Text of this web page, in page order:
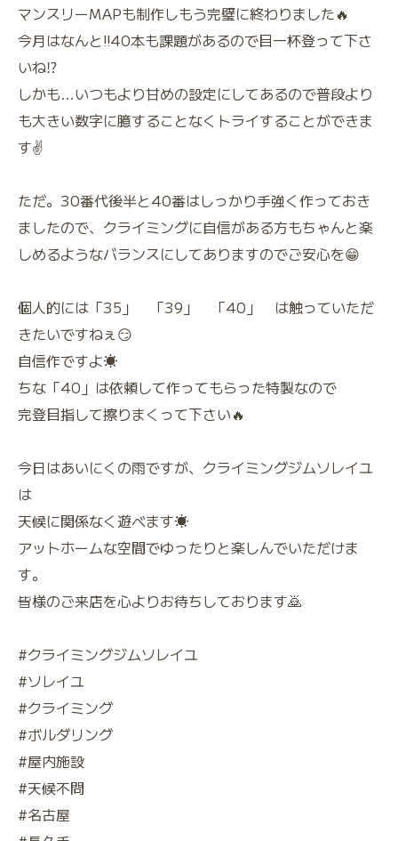
マンスリーMAPも制作しもう完璧に終わりました🔥
今月はなんと‼️40本も課題があるので目一杯登って下さ
いね⁉️
しかも…いつもより甘めの設定にしてあるので普段より
も大きい数字に臆することなくトライすることができま
す✌️
ただ。30番代後半と40番はしっかり手強く作っておき
ましたので、クライミングに自信がある方もちゃんと楽
しめるようなバランスにしてありますのでご安心を😁
個人的には「35」 「39」 「40」 は触っていただ
きたいですねぇ😏
自信作ですよ☀️
ちな「40」は依頼して作ってもらった特製なので
完登目指して擦りまくって下さい🔥
今日はあいにくの雨ですが、クライミングジムソレイユ
は
天候に関係なく遊べます☀️
アットホームな空間でゆったりと楽しんでいただけま
す。
皆様のご来店を心よりお待ちしております🙇
#クライミングジムソレイユ
#ソレイユ
#クライミング
#ボルダリング
#屋内施設
#天候不問
#名古屋